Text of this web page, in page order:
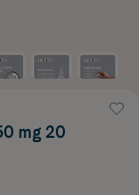
mg 20